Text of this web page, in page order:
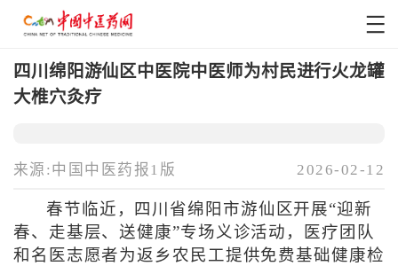
四川绵阳游仙区中医院中医师为村民进行火龙罐
大椎穴灸疗
来源:中国中医药报1版 2026-02-12
春节临近，四川省绵阳市游仙区开展“迎新
春、走基层、送健康”专场义诊活动，医疗团队
和名医志愿者为返乡农民工提供免费基础健康检